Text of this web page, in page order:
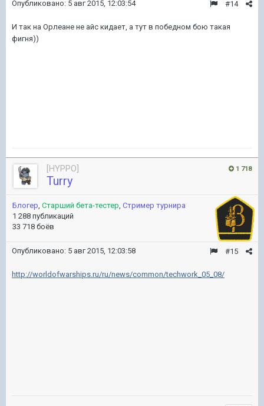
#14
Опубликовано: 5 авг 2015, 12:03:54
И так на Орлеане не айс кидает, а тут в победном бою такая
фигня))
1 718
[HYPPO]
Turry
Блогер, Старший бета-тестер, Стример турнира
1 288 публикаций
33 718 боёв
#15
Опубликовано: 5 авг 2015, 12:03:58
http://worldofwarships.ru/ru/news/common/techwork_05_08/